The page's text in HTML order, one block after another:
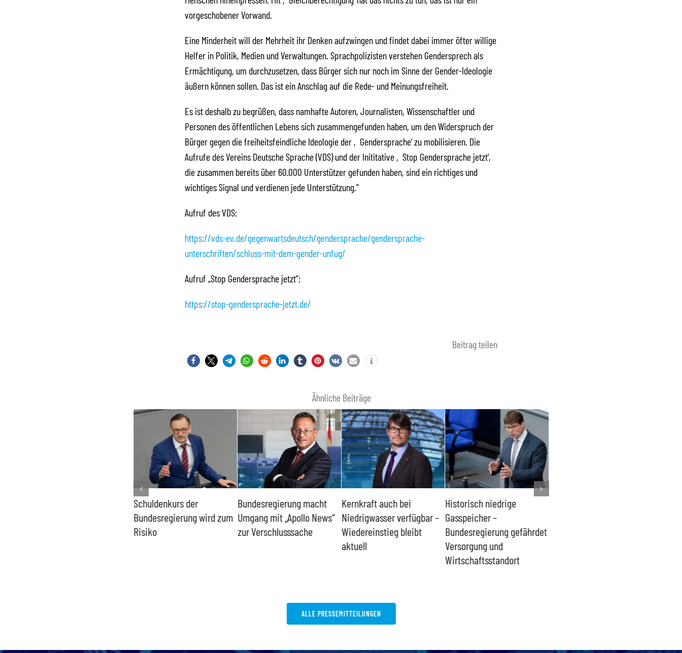
vorgeschobener Vorwand.
Eine Minderheit will der Mehrheit ihr Denken aufzwingen und findet dabei immer öfter willige
Helfer in Politik, Medien und Verwaltungen. Sprachpolizisten verstehen Gendersprech als
Ermächtigung, um durchzusetzen, dass Bürger sich nur noch im Sinne der Gender-Ideologie
äußern können sollen. Das ist ein Anschlag auf die Rede- und Meinungsfreiheit.
Es ist deshalb zu begrüßen, dass namhafte Autoren, Journalisten, Wissenschaftler und
Personen des öffentlichen Lebens sich zusammengefunden haben, um den Widerspruch der
Bürger gegen die freiheitsfeindliche Ideologie der ‚Gendersprache‘ zu mobilisieren. Die
Aufrufe des Vereins Deutsche Sprache (VDS) und der Inititative ‚Stop Gendersprache jetzt‘,
die zusammen bereits über 60.000 Unterstützer gefunden haben, sind ein richtiges und
wichtiges Signal und verdienen jede Unterstützung.“
Aufruf des VDS:
https://vds-ev.de/gegenwartsdeutsch/gendersprache/gendersprache-
unterschriften/schluss-mit-dem-gender-unfug/
Aufruf „Stop Gendersprache jetzt“:
https://stop-gendersprache-jetzt.de/
Beitrag teilen
Ähnliche Beiträge
Schuldenkurs der
Bundesregierung wird zum
Risiko
Bundesregierung macht
Umgang mit „Apollo News“
zur Verschlusssache
Kernkraft auch bei
Niedrigwasser verfügbar –
Wiedereinstieg bleibt
aktuell
Historisch niedrige
Gasspeicher –
Bundesregierung gefährdet
Versorgung und
Wirtschaftsstandort
ALLE PRESSEMITTEILUNGEN